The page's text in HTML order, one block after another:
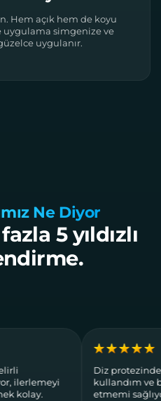
Hem açık hem de koyu
uygulama simgenize ve
uygulanır.
Ne Diyor
5 yıldızlı
Diz protezinden beri
kullandım ve bana
etmemi sağlıyor.